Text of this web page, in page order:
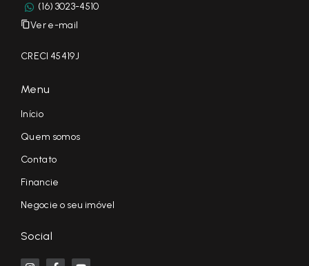
(16) 3023-4510
Ver e-mail
CRECI 45419J
Menu
Início
Quem somos
Contato
Financie
Negocie o seu imóvel
Social